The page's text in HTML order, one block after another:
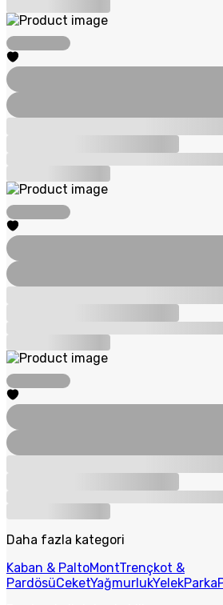
Daha fazla kategori
Kaban & PaltoMontTrençkot &
PardösüCeketYağmurlukYelekParka